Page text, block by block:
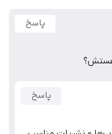
پاسخ
هستش؟
پاسخ